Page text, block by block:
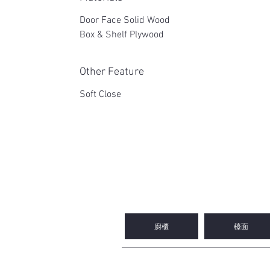
Door Face Solid Wood
Box & Shelf Plywood
Other Feature
Soft Close
廚櫃 檯面